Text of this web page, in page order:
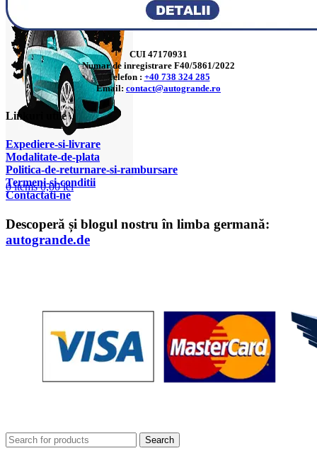
0items 0,00lei
CUI 47170931
Numar de inregistrare F40/5861/2022
Telefon : +40 738 324 285
Email: contact@autogrande.ro
Linkuri utile
Expediere-si-livrare
Modalitate-de-plata
Politica-de-returnare-si-rambursare
Termeni-si-conditii
Contactati-ne
Descoperă și blogul nostru în limba germană:
autogrande.de
Search